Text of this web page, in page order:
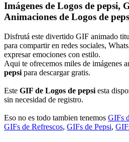
Imágenes de Logos de pepsi,
Animaciones de Logos de
Disfrutá este divertido GIF animado
para compartir en redes sociales,
expresar emociones con estilo.
Aqui te ofrecemos miles de imágenes
pepsi para descargar gratis.
Este GIF de Logos de pepsi esta
sin necesidad de registro.
Eso no es todo tambien tenemos GIFs
GIFs de Refrescos, GIFs de Pepsi,